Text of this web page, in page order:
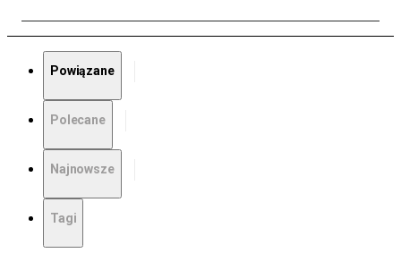
Powiązane
Polecane
Najnowsze
Tagi